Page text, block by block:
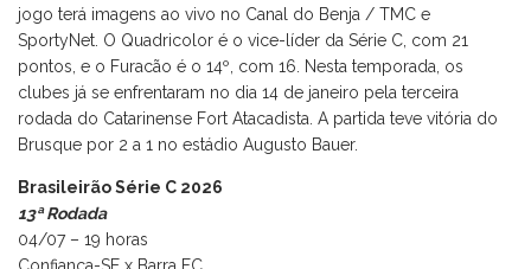
jogo terá imagens ao vivo no Canal do Benja / TMC e
SportyNet. O Quadricolor é o vice-líder da Série C, com 21
pontos, e o Furacão é o 14º, com 16. Nesta temporada, os
clubes já se enfrentaram no dia 14 de janeiro pela terceira
rodada do Catarinense Fort Atacadista. A partida teve vitória do
Brusque por 2 a 1 no estádio Augusto Bauer.
Brasileirão Série C 2026
13ª Rodada
04/07 – 19 horas